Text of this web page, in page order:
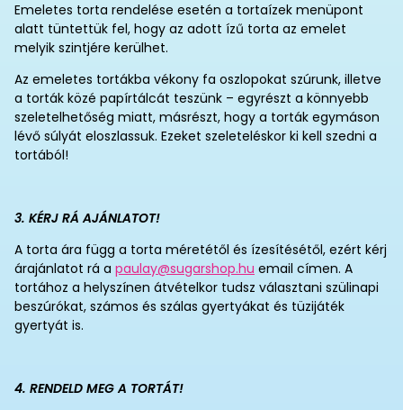
Emeletes torta rendelése esetén a tortaízek menüpont
alatt tüntettük fel, hogy az adott ízű torta az emelet
melyik szintjére kerülhet.
Az emeletes tortákba vékony fa oszlopokat szúrunk, illetve
a torták közé papírtálcát teszünk – egyrészt a könnyebb
szeletelhetőség miatt, másrészt, hogy a torták egymáson
lévő súlyát eloszlassuk. Ezeket szeleteléskor ki kell szedni a
tortából!
3. KÉRJ RÁ AJÁNLATOT!
A torta ára függ a torta méretétől és ízesítésétől, ezért kérj
árajánlatot rá a paulay@sugarshop.hu email címen. A
tortához a helyszínen átvételkor tudsz választani szülinapi
beszúrókat, számos és szálas gyertyákat és tüzijáték
gyertyát is.
4. RENDELD MEG A TORTÁT!